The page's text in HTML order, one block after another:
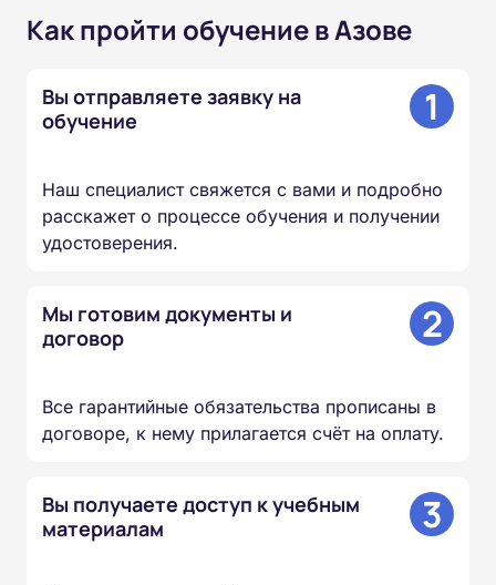
Как пройти обучение в Азове
Вы отправляете заявку на
обучение
1
Наш специалист свяжется с вами и подробно
расскажет о процессе обучения и получении
удостоверения.
Мы готовим документы и
договор
2
Все гарантийные обязательства прописаны в
договоре, к нему прилагается счёт на оплату.
Вы получаете доступ к учебным
материалам
3